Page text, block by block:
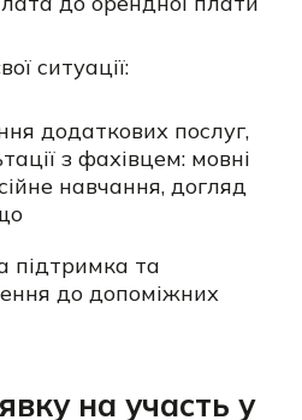
ситуації:
додаткових послуг,
з фахівцем: мовні
навчання, догляд
підтримка та
до допоміжних
на участь у